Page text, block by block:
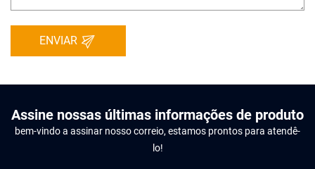
ENVIAR
Assine nossas últimas informações de produto
bem-vindo a assinar nosso correio, estamos prontos para atendê-
lo!